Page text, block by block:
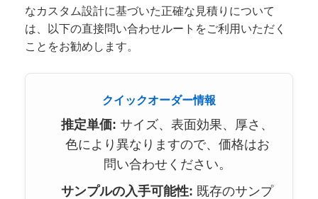
なカスタム設計に基づいた正確な見積りについて
は、以下の直接問い合わせルートをご利用いただく
ことをお勧めします。
クイックオーダー情報
推定単価: サイズ、表面効果、厚さ、
色により異なりますので、価格はお
問い合わせください。
サンプルの入手可能性: 既存のサンプ